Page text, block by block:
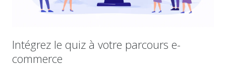
Intégrez le quiz à votre parcours e-
commerce